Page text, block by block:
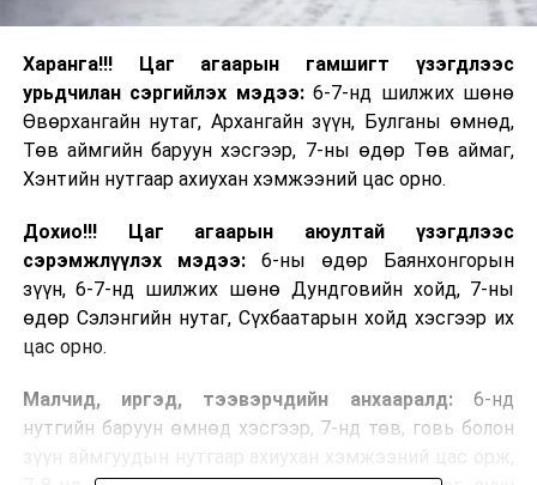
Харанга!!! Цаг агаарын гамшигт үзэгдлээс
урьдчилан сэргийлэх мэдээ:6-7-нд шилжих шөнө
Өвөрхангайн нутаг, Архангайн зүүн, Булганы өмнөд,
Төв аймгийн баруун хэсгээр, 7-ны өдөр Төв аймаг,
Хэнтийн нутгаар ахиухан хэмжээний цас орно.
Дохио!!! Цаг агаарын аюултай үзэгдлээс
сэрэмжлүүлэх мэдээ:6-ны өдөр Баянхонгорын
зүүн, 6-7-нд шилжих шөнө Дундговийн хойд, 7-ны
өдөр Сэлэнгийн нутаг, Сүхбаатарын хойд хэсгээр их
цас орно.
Малчид, иргэд, тээвэрчдийн анхааралд:6-нд
нутгийн баруун өмнөд хэсгээр, 7-нд төв, говь болон